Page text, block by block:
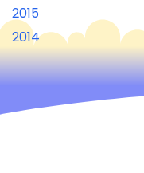
2015
2014